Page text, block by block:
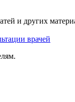
и других
врачей